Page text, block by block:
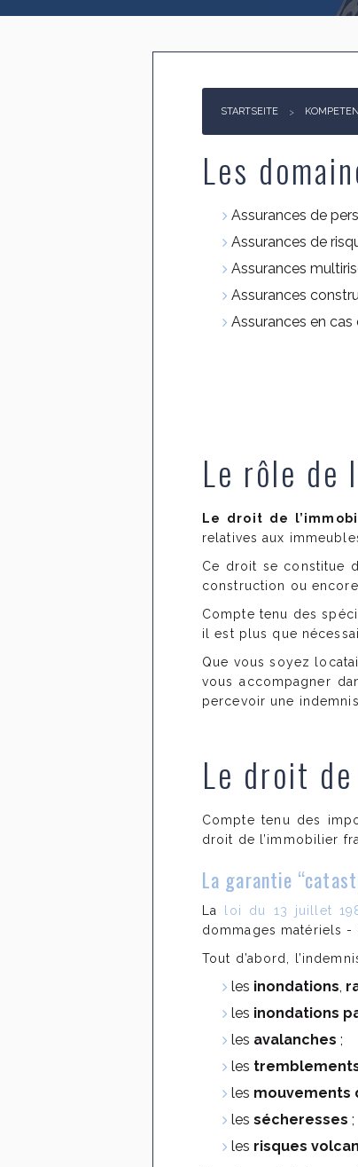
STARTSEITE
Les
Assurances de
Assurances de
Assurances
Assurances
Assurances en
Le rôle de
Le droit de
relatives aux
Ce droit se constitue
construction ou
Compte tenu des
il est plus que
Que vous soyez
vous accompagner
percevoir une
Le droit
Compte tenu des
droit de l’immobilier
La garantie
La loi du 13 juillet
dommages matériels
Tout d’abord,
les inondations,
les inondations
les avalanches ;
les
les mouvements
les sécheresses ;
les risques